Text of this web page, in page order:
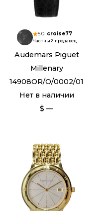
5.0 croise77
Частный продавец
Audemars Piguet
Millenary
14908OR/O/0002/01
Нет в наличии
$ —